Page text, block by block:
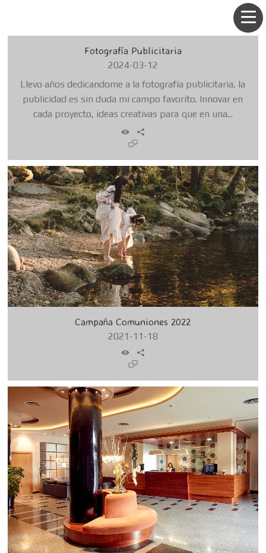
Fotografía Publicitaria
2024-03-12
Llevo años dedicandome a la fotografía publicitaria, la
publicidad es sin duda mi campo favorito. Innovar en
cada proyecto, ideas creativas para que en una...
Campaña Comuniones 2022
2021-11-18